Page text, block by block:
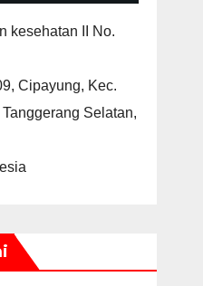
kesehatan II No.
Cipayung, Kec.
Selatan,